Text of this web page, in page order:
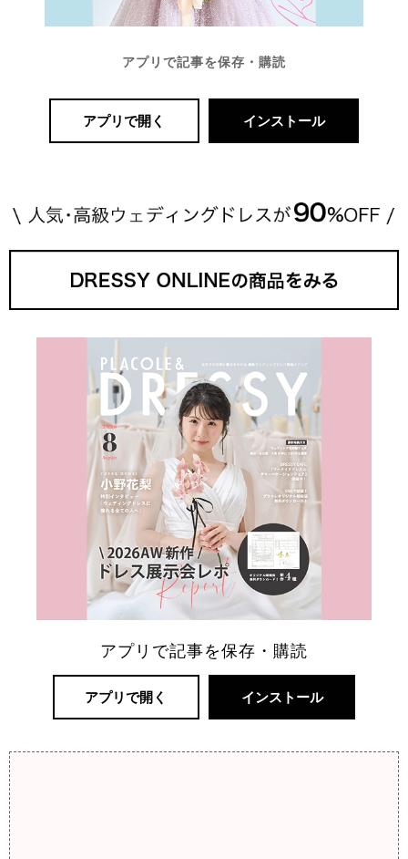
アプリで記事を保存・購読
アプリで開く インストール
アプリで記事を保存・購読
アプリで開く インストール